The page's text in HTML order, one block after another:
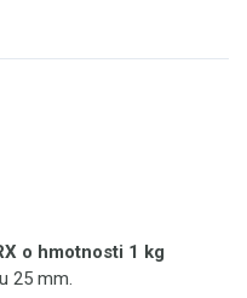
o hmotnosti 1 kg
25 mm.